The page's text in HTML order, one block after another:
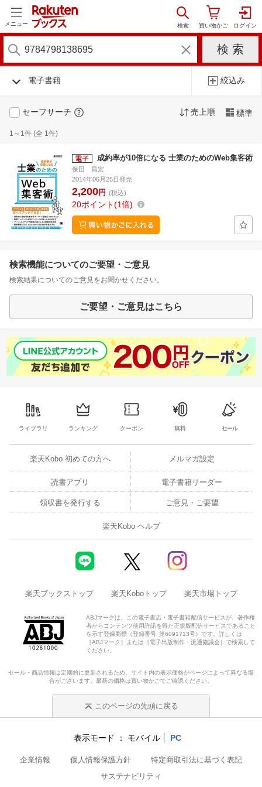
メニュー
電子書籍 絞込み
セーフサーチ 売上順 標準
1～1件 (全 1件)
成約率が10倍になる 士業のためのWeb集客術
保田 昌宏
2014年06月25日発売
2,200円 (税込)
20ポイント 1倍
検索機能についてのご要望・ご意見
検索結果についてのご意見をお聞かせください。
ご要望・ご意見はこちら
ライブラリ ランキング クーポン 無料 セール
楽天Kobo 初めての方へ メルマガ設定
読書アプリ 電子書籍リーダー
領収書を発行する ご意見・ご要望
楽天Kobo ヘルプ
楽天ブックストップ 楽天Koboトップ 楽天市場トップ
ABJマークは、この電子書店・電子書籍配信サービスが、著作権
者からコンテンツ使用許諾を得た正規版配信サービスであること
を示す登録商標（登録番号 第6091713号）です。詳しくは
［ABJマーク］または［電子出版制作・流通協議会］で検索して
ください。
セール・商品情報は定期的に更新されるため、サイト内の表示価格がページによって異なる場
合がございます。最新の価格は買い物かごでご確認ください。
このページの先頭に戻る
表示モード モバイル PC
企業情報 個人情報保護方針
特定商取引法に基づく表記
サステナビリティ